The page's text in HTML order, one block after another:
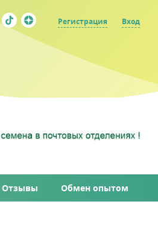
Регистрация Вход
Отзывы Обмен опытом